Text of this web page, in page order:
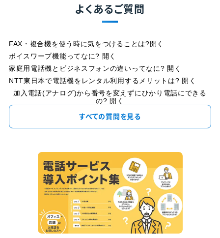
よくあるご質問
FAX・複合機を使う時に気をつけることは?開く
ボイスワープ機能ってなに? 開く
家庭用電話機とビジネスフォンの違いってなに? 開く
NTT東日本で電話機をレンタル利用するメリットは? 開く
加入電話(アナログ)から番号を変えずにひかり電話にできる
の? 開く
すべての質問を見る